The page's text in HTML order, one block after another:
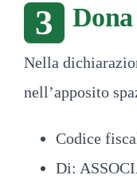
3
Nella
nell’apposito
Codice
Di: